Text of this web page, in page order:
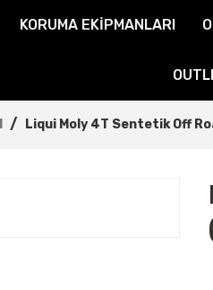
KORUMA EKİPMANLARI
Liqui Moly 4T Sentetik Off